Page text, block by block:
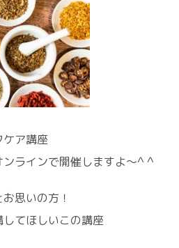
ア講座
ラインで開催しますよ〜^ ^
思いの方！
てほしいこの講座